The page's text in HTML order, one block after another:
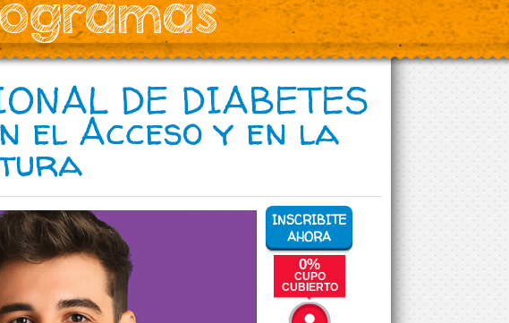
DE DIABETES
el Acceso y en la
INSCRIBITE
AHORA
0%
CUPO
CUBIERTO